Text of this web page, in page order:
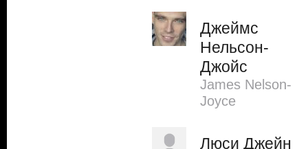
Джеймс
Нельсон-
Джойс
James Nelson-
Joyce
Люси Джейн